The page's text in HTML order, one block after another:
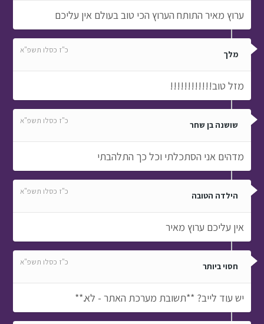
ערוץ מאיר התותח הערוץ הכי טוב בעולם אין עליכם
מלך כ"ז כסלו תשפ"א
מזל טוב!!!!!!!!!!!!
שושנה בן שחר כ"ז כסלו תשפ"א
מדהים אני הסתכלתי וכל כך התלהבתי
הילדה הטובה כ"ז כסלו תשפ"א
אין עליכם ערוץ מאיר
חסוי ביותר כ"ז כסלו תשפ"א
יש עוד לייב? **תשובת מערכת האתר - לא.**